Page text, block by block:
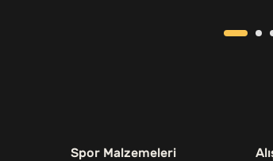
Spor Malzemeleri